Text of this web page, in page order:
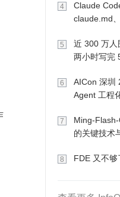
4
Claude
claude.md
5
近 300 万人
两小时写完
6
AICon 深圳
Agent 工程
7
Ming-
的关键技术
8 FDE 又不够